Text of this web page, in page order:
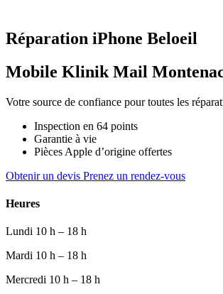
Réparation iPhone Beloeil
Mobile Klinik Mail
Votre source de confiance pour toutes les
Inspection en 64 points
Garantie à vie
Pièces Apple d’origine offertes
Obtenir un devis Prenez un rendez-vous
Heures
Lundi 10 h – 18 h
Mardi 10 h – 18 h
Mercredi 10 h – 18 h